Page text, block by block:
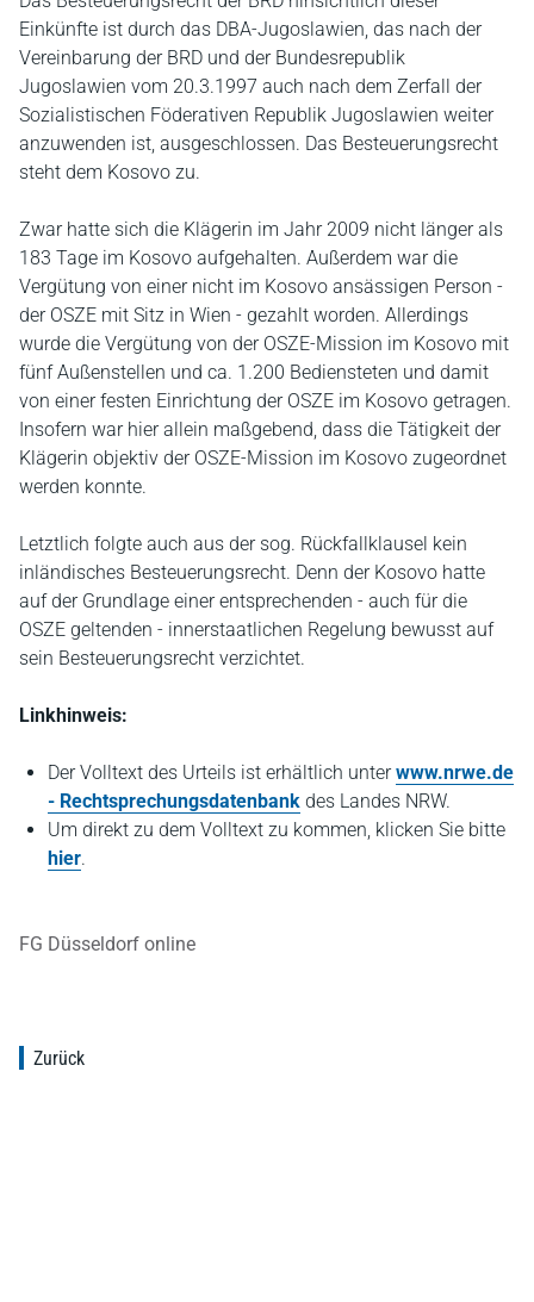
Einkünfte ist durch das DBA-Jugoslawien, das nach der
Vereinbarung der BRD und der Bundesrepublik
Jugoslawien vom 20.3.1997 auch nach dem Zerfall der
Sozialistischen Föderativen Republik Jugoslawien weiter
anzuwenden ist, ausgeschlossen. Das Besteuerungsrecht
steht dem Kosovo zu.
Zwar hatte sich die Klägerin im Jahr 2009 nicht länger als
183 Tage im Kosovo aufgehalten. Außerdem war die
Vergütung von einer nicht im Kosovo ansässigen Person -
der OSZE mit Sitz in Wien - gezahlt worden. Allerdings
wurde die Vergütung von der OSZE-Mission im Kosovo mit
fünf Außenstellen und ca. 1.200 Bediensteten und damit
von einer festen Einrichtung der OSZE im Kosovo getragen.
Insofern war hier allein maßgebend, dass die Tätigkeit der
Klägerin objektiv der OSZE-Mission im Kosovo zugeordnet
werden konnte.
Letztlich folgte auch aus der sog. Rückfallklausel kein
inländisches Besteuerungsrecht. Denn der Kosovo hatte
auf der Grundlage einer entsprechenden - auch für die
OSZE geltenden - innerstaatlichen Regelung bewusst auf
sein Besteuerungsrecht verzichtet.
Linkhinweis:
Der Volltext des Urteils ist erhältlich unterwww.nrwe.de
- Rechtsprechungsdatenbank des Landes NRW.
Um direkt zu dem Volltext zu kommen, klicken Sie bitte
hier.
FG Düsseldorf online
Zurück